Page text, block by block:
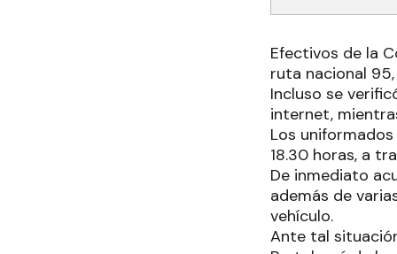
Efectivos de la
ruta nacional
Incluso se
internet,
Los
18.30 horas, a
De inmediato
además de
vehículo.
Ante tal